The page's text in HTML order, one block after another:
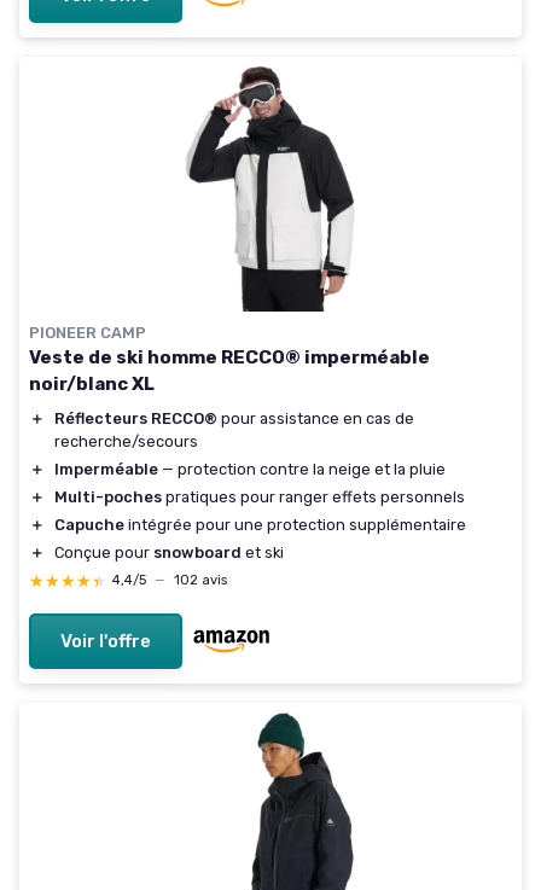
PIONEER CAMP
Veste de ski homme RECCO® imperméable
noir/blanc XL
＋ Réflecteurs RECCO® pour assistance en cas de
recherche/secours
＋
Imperméable — protection contre la neige et la pluie
＋
Multi-poches pratiques pour ranger effets personnels
＋
Capuche intégrée pour une protection supplémentaire
＋
Conçue pour snowboard et ski
★★★★★
★★★★★ 4,4/5 — 102 avis
Voir l'offre